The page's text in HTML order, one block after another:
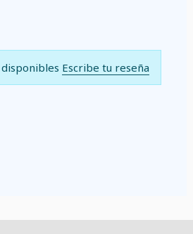
Escribe tu reseña